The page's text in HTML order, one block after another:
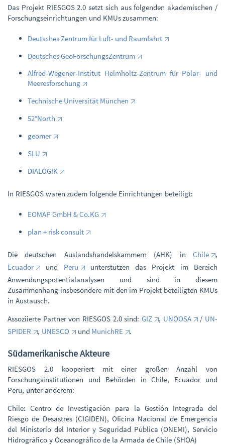
Das Projekt RIESGOS 2.0 setzt sich aus folgenden akademischen /
Forschungseinrichtungen und KMUs zusammen:
Deutsches Zentrum für Luft- und Raumfahrt
Deutsches GeoForschungsZentrum
Alfred-Wegener-Institut Helmholtz-Zentrum für Polar- und
Meeresforschung
Technische Universität München
52°North
geomer
SLU
DIALOGIK
In RIESGOS waren zudem folgende Einrichtungen beteiligt:
EOMAP GmbH & Co.KG
plan + risk consult
Die deutschen Auslandshandelskammern (AHK) in Chile
,
Ecuador
und Peru
unterstützen das Projekt im Bereich
Anwendungspotentialanalysen und sind in diesem
Zusammenhang insbesondere mit den im Projekt beteiligten KMUs
in Austausch.
Assoziierte Partner von RIESGOS 2.0 sind: GIZ , UNOOSA / UN-
SPIDER
, UNESCO und MunichRE .
Südamerikanische Akteure
RIESGOS 2.0 kooperiert mit einer großen Anzahl von
Forschungsinstitutionen und Behörden in Chile, Ecuador und
Peru, unter anderem:
Chile: Centro de Investigación para la Gestión Integrada del
Riesgo de Desastres (CIGIDEN), Oficina Nacional de Emergencia
del Ministerio del Interior y Seguridad Pública (ONEMI), Servicio
Hidrográfico y Oceanográfico de la Armada de Chile (SHOA)